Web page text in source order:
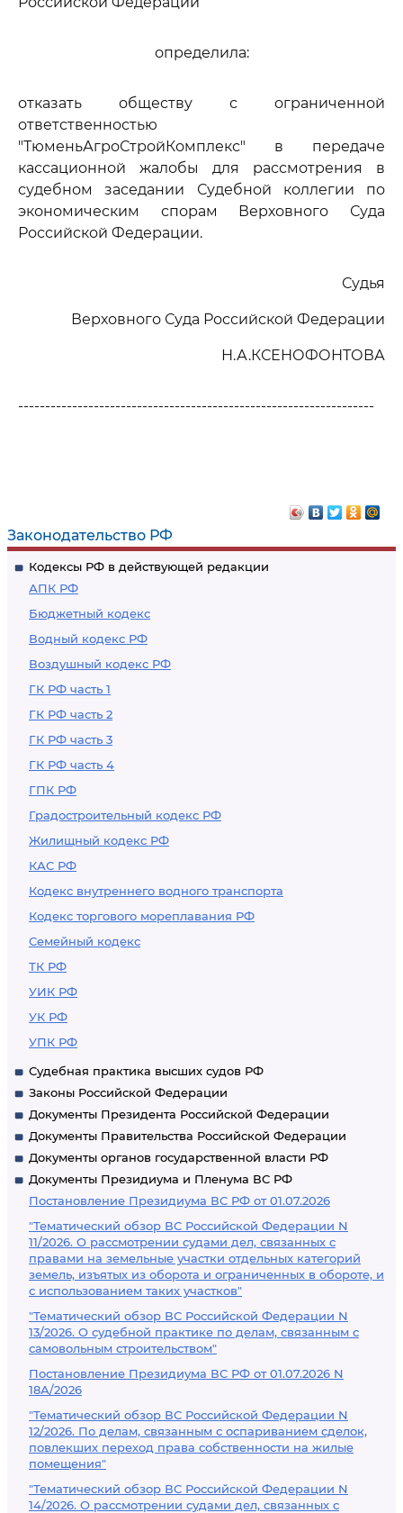
Законодательство РФ
Кодексы РФ в действующей редакции
АПК РФ
Бюджетный кодекс
Водный кодекс РФ
Воздушный кодекс РФ
ГК РФ часть 1
ГК РФ часть 2
ГК РФ часть 3
ГК РФ часть 4
ГПК РФ
Градостроительный кодекс РФ
Жилищный кодекс РФ
КАС РФ
Кодекс внутреннего водного транспорта
Кодекс торгового мореплавания РФ
Семейный кодекс
ТК РФ
УИК РФ
УК РФ
УПК РФ
Судебная практика высших судов РФ
Законы Российской Федерации
Документы Президента Российской Федерации
Документы Правительства Российской Федерации
Документы органов государственной власти РФ
Документы Президиума и Пленума ВС РФ
Постановление Президиума ВС РФ от 01.07.2026
"Тематический обзор ВС Российской Федерации N
11/2026. О рассмотрении судами дел, связанных с
правами на земельные участки отдельных категорий
земель, изъятых из оборота и ограниченных в обороте, и
с использованием таких участков"
"Тематический обзор ВС Российской Федерации N
13/2026. О судебной практике по делам, связанным с
самовольным строительством"
Постановление Президиума ВС РФ от 01.07.2026 N
18А/2026
"Тематический обзор ВС Российской Федерации N
12/2026. По делам, связанным с оспариванием сделок,
повлекших переход права собственности на жилые
помещения"
"Тематический обзор ВС Российской Федерации N
14/2026. О рассмотрении судами дел, связанных с
определила:
отказать обществу с ограниченной
ответственностью
"ТюменьАгроСтройКомплекс" в передаче
кассационной жалобы для рассмотрения в
судебном заседании Судебной коллегии по
экономическим спорам Верховного Суда
Российской Федерации.
Судья
Верховного Суда Российской Федерации
Н.А.КСЕНОФОНТОВА
------------------------------------------------------------------